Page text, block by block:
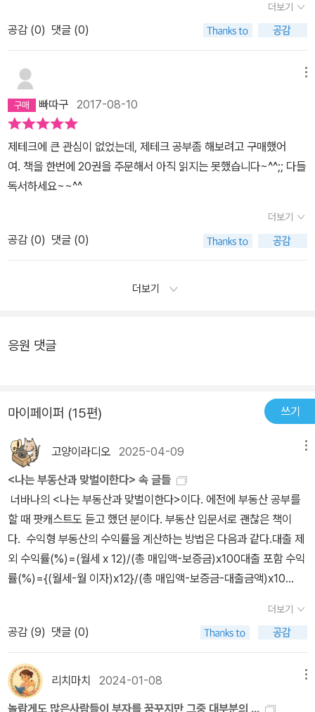
지 않을까요? ㅎㅎ​(74쪽) 2단계 수익형 부동산 투자하기아내와 나
는 맞벌이를 했지만 사실 둘 다 박봉이었다. 그랬음에도 어리석게 월
급외의 소득을 가질 수 있다는 생각을 한번도 해보지 못했다. 본격적
으로 투자를 공부하면서 월급 외에도 수익을 창출할 수 있는 여러가
지 방법이....(중략)...초기에 투자한 부동산 중 대부분은 수익형 부동
사능로 내게 월세를 가져다주는 것들이었다. 저도 부동산에 관심이
생기고 이제 막 여러가지 책을 읽기 시작했는데, 사실 투자책을 읽으
면서 희망에 부풀긴 하지만 막상 어떻게 어디서 부터 시작해야할지를
결정할 수가 없었어요.그런데 2장에는 어떻게 그런 시스템을 가질 수
있는지 하나 하나 잘 설명되어있습니다.시세차익 부동산을 사야하나
산 보는 눈을 키워서 시세차익 부동산에도 도전하면 좋겠다 하는큰
이 필수이니저의 소비를 가장 줄여야겠지요 ? ㅎㅎㅎ 이후 책장을 쭉
에 내가 살 집을 알아보며 아 나에게 복권이 당첨되거나 해서 1억만
날 복권에 당첨되어 일확천금을 얻은 사람이 불과 얼마 되지 않아 빈
털터리 신세가 되었다는 소식을 듣곤 한다. 돈을 다룰 수 있는 능력이
없는 사람에게 하루 아침에 찾아온 엄청난 부는 그렇게 허무하게 빠
져 나가게 마련이다....(중략)...먼저 당신이 부자가 될 확률은 얼마나
되는지 체크해 보는 시간을 가져보다. 다음 항목을 읽으며 예 혹은 아
니오로 대답해보자.공부를 하면 할 수록' 정말 책에 나오는 위 이야기
처럼 내가 돈을 다루는 방법도, 무엇을 해야되는 지도 모른채 복권이
당첨된다고 해도 그돈을 쓰기만 할 뿐이지 과연 불릴 수 있을 까?'' ...
그리고 만약, 내가 열심히 공부해서 갑자기 생긴 돈을 어디에 투자해
야할지 않다면.. 굳이 복권에 당첨 되어야할 이유가 있을까?' 하는 생
없었을 것 같아요. 돈이 점점 돈을 불러 오는 것은 맞지만, 그것을 활
용할 수 있는 능력이 더 중요한 것 같습니다. 3장에서는 부자 지수 체
크표로 부자가 될 수 있는 지 여부도 확인 할 수 있어요.그리고 투자할
때의 마음가짐과 주의점 같은 것도 우리에게 친절하게 알려주고 있습
이지만..ㅎㅎ부동산 관련 책 치고는 쉽게 재미있게 잘 읽힌다.그리고
재테크 관련하여 다시 한번 생각해보게끔 하는 책이다.처음에 왜 부
동산 재테크를 해야 하는지에 대한 서론부분은아주 재밌게 읽었는데,
뒤로 갈수록 아직은 내게 먼 이야기의 '부동산' 얘기가 심도 있게 다뤄
져뒷 부분은 그냥 훑어 일기 형식으로 읽어, 자세한 내용은 아래에 없
지만나중에 시간이 되면 다시 한번 더 그 부분을 중점으로 읽어보아
야 하겠다아.ㅋ-------밑줄긋기-----인생은 한 권의 책과 같다.어리
석은 사람은 대충 책장을 넘기지만,현명한 사람은 공들여서 읽는다.
그들은 단 한 번밖에 읽지 못하는 것을 알기 때문이다.-장 파울, 독일
의 소설가 세상이 불합리하다고 여겨질때 반드시 알아야 할 것은세상
은 변하지 않는다는 것이다.다만 변할 수 있는 건 우리 자신뿐이다.-
헨리 데이비드 소로, 미국의 철학자어제와 똑같이 살면서다른 미래를
만 최악은 그게 아니었다.제일나쁜 것은 자신의 선택을 평생 의심하
후 당신은 어떤 삶을 살고 싶은가?그리고 부모로서 당신은 자녀에게
착하려면 무임승차를 할 것이 아니라 스스로 버스를 몰아야 한다.그
에 태우고 싶은가?오래되고 허름해서 덜컹거리를 버스, 아니면 VIP
만 태우는 명품버스?그것도 아니라면 그냥 걷게 할 것인가?남들은
대기업에 다니는 나를 부러워했지만 부모님께 용돈 드리고, 생활비
에, 여자 친구와 데이트 몇 번 하면 남는 게 별로 없었다.그래서 알게
되었다.월급만으로는 가난에서 벗어날 수 없다는 사실. 핵심은 젊을
때 땀 흘리며 일해서 번 돈을모아 그 돈이 당신을 위해 스스로 일하게
끔 시스템을 구축하는 것이다.그래서 당신이 은퇴하고 나서는 돈이
당신을 위해 일하도록 만드는 것이다.* 레버리지 : 차입 등 타인 자본
을 유치해 이를 재투자하여 적은 자기자본으로 수익률을 높이는 것신
은 내게 게속해서 기회라는 공을 던져주었지만 쓸데없는 선입견과 편
번의 기회를 놓치고 난 후 선입견을 서서히 버리기 시작하자 나 역시
달라졌다.내 앞에 지나가는 나쁜 볼(기회)에는 손대지 않지만, 내 앞
에 좋은 볼이 오면 그걸 포착해 바로 타격에 나선다.혹시 당신도 주변
더보기
공감 (0) 댓글 (0)
빠따구 2017-08-10
제테크에 큰 관심이 없었는데, 제테크 공부좀 해보려고 구매했어
여. 책을 한번에 20권을 주문해서 아직 읽지는 못했습니다~^^;; 다들
독서하세요~~^^
더보기
공감 (0) 댓글 (0)
더보기
응원 댓글
마이페이퍼 (15편) 쓰기
고양이라디오 2025-04-09
<나는 부동산과 맞벌이한다> 속 글들
너바나의 <나는 부동산과 맞벌이한다>이다. 에전에 부동산 공부를
할 때 팟캐스트도 듣고 했던 분이다. 부동산 입문서로 괜찮은 책이
다. 수익형 부동산의 수익률을 계산하는 방법은 다음과 같다.대출 제
외 수익률(%)=(월세 x 12)/(총 매입액-보증금)x100대출 포함 수익
률(%)={(월세-월 이자)x12}/(총 매입액-보증금-대출금액)x10
아도 될 거 같지만 그래도 한 번 적어본다. 아래는 저자가 똘똘한 아파
트로 생각하는 조건이다. 첫째, 실투자금이 적게 드는 아파트를 골라
라.둘째, 전세 수요가 높은 지역의 아파트를 골라라.셋째, 주변에 향후
공급(분양 물량)이 없는지 확인하고 골라라.넷째, 대단지 아파트일수
록 좋다(최소 500세대 이상).다섯째, 역세권 아파트일수록 좋다.여
더보기
공감 (9) 댓글 (0)
리치마치 2024-01-08
놀랍게도 많은사람들이 부자를 꿈꾸지만 그중 대부분의 ...